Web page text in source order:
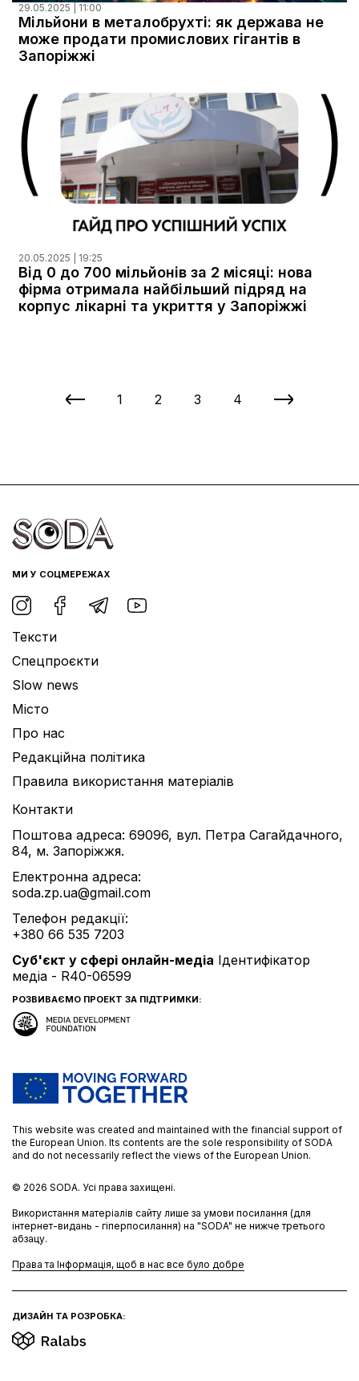
29.05.2025 | 11:00
Мільйони в металобрухті: як держава не
може продати промислових гігантів в
Запоріжжі
20.05.2025 | 19:25
Від 0 до 700 мільйонів за 2 місяці: нова
фірма отримала найбільший підряд на
корпус лікарні та укриття у Запоріжжі
1 2 3 4
МИ У СОЦМЕРЕЖАХ
Тексти
Спецпроєкти
Slow news
Місто
Про нас
Редакційна політика
Правила використання матеріалів
Контакти
Поштова адреса: 69096, вул. Петра Сагайдачного,
84, м. Запоріжжя.
Електронна адреса:
soda.zp.ua@gmail.com
Телефон редакції:
+380 66 535 7203
Cуб'єкт у сфері онлайн-медіа Ідентифікатор
медіа - R40-06599
РОЗВИВАЄМО ПРОЕКТ ЗА ПІДТРИМКИ:
This website was created and maintained with the financial support of
the European Union. Its contents are the sole responsibility of SODA
and do not necessarily reflect the views of the European Union.
© 2026 SODA. Усі права захищені.
Використання матеріалів сайту лише за умови посилання (для
інтернет-видань - гіперпосилання) на "SODA" не нижче третього
абзацу.
Права та Інформація, щоб в нас все було добре
ДИЗАЙН ТА РОЗРОБКА: